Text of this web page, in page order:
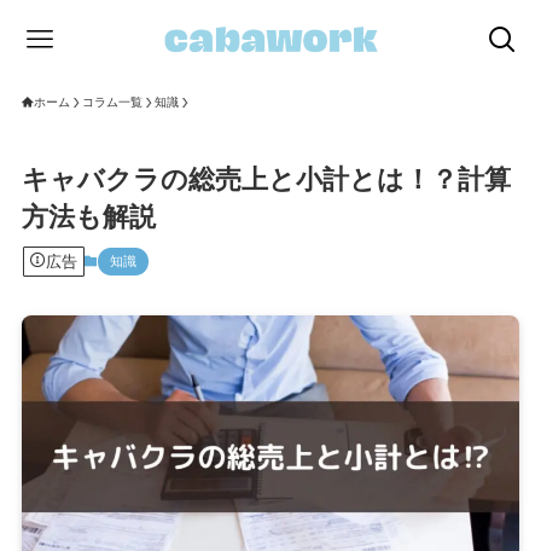
ホーム コラム一覧 知識
キャバクラの総売上と小計とは！？計算
方法も解説
広告 知識